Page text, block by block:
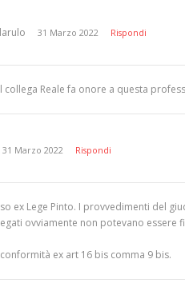
31 Marzo 2022 Rispondi
collega Reale fa onore a questa
31 Marzo 2022 Rispondi
ex Lege Pinto. I provvedimenti del
ovviamente non potevano
ex art 16 bis comma 9 bis.